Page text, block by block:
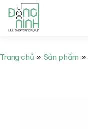
tới
Trang chủ Sản phẩm